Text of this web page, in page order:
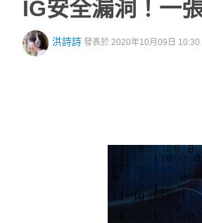
IG安全漏洞！一
洪詩詩 發表於 2020年10月09日 10:30